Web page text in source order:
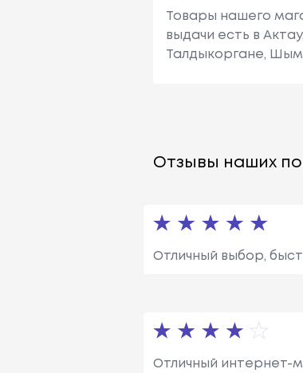
Товары нашего
выдачи есть в
Талдыкоргане,
Отзывы наших
Отличный выбор,
Отличный интернет-